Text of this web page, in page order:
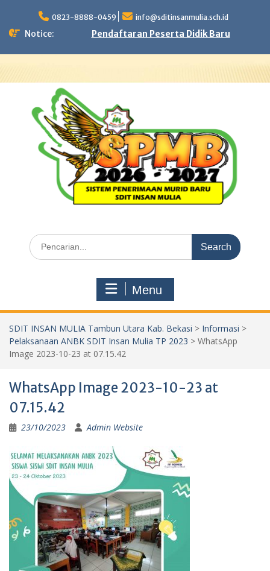
content
0823-8888-0459 info@sditinsanmulia.sch.id
Notice: Pendaftaran Peserta Didik Baru
Search
for:
Menu
SDIT INSAN MULIA Tambun Utara Kab. Bekasi > Informasi >
Pelaksanaan ANBK SDIT Insan Mulia TP 2023 > WhatsApp
Image 2023-10-23 at 07.15.42
WhatsApp Image 2023-10-23 at
07.15.42
23/10/2023 Admin Website